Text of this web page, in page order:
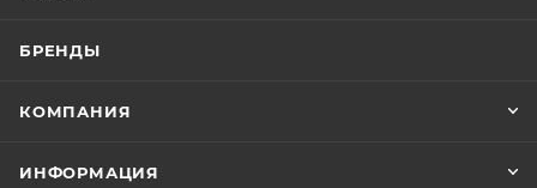
БРЕНДЫ
КОМПАНИЯ
ИНФОРМАЦИЯ